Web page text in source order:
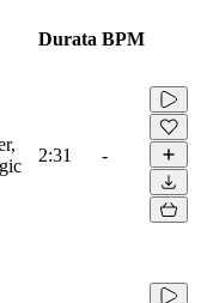
Durata BPM
2:31 -